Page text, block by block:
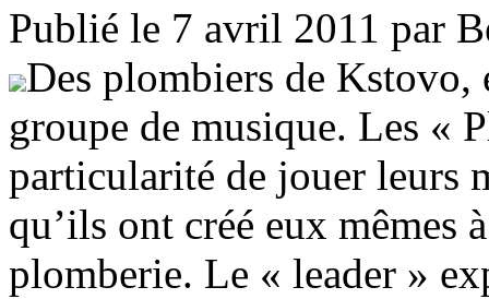
Publié le 7 avril 2011 par
Des plombiers de
groupe de musique. Les «
particularité de jouer leurs
qu’ils ont créé eux
plomberie. Le « leader »